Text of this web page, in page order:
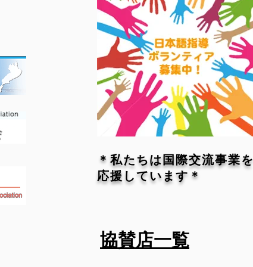
＊私たちは国際交流事業を
応援しています＊
協賛店一覧